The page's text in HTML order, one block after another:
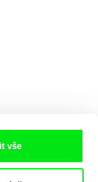
vše